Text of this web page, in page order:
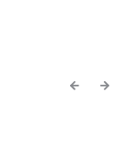
Previous
Next